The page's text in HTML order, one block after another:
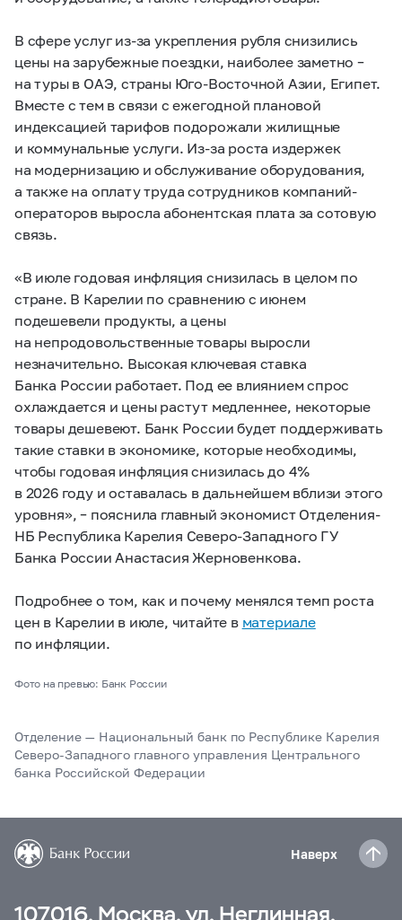
В сфере услуг из-за укрепления рубля снизились
цены на зарубежные поездки, наиболее заметно –
на туры в ОАЭ, страны Юго-Восточной Азии, Египет.
Вместе с тем в связи с ежегодной плановой
индексацией тарифов подорожали жилищные
и коммунальные услуги. Из-за роста издержек
на модернизацию и обслуживание оборудования,
а также на оплату труда сотрудников компаний-
операторов выросла абонентская плата за сотовую
связь.
«В июле годовая инфляция снизилась в целом по
стране. В Карелии по сравнению с июнем
подешевели продукты, а цены
на непродовольственные товары выросли
незначительно. Высокая ключевая ставка
Банка России работает. Под ее влиянием спрос
охлаждается и цены растут медленнее, некоторые
товары дешевеют. Банк России будет поддерживать
такие ставки в экономике, которые необходимы,
чтобы годовая инфляция снизилась до 4%
в 2026 году и оставалась в дальнейшем вблизи этого
уровня», – пояснила главный экономист Отделения-
НБ Республика Карелия Северо-Западного ГУ
Банка России Анастасия Жерновенкова.
Подробнее о том, как и почему менялся темп роста
цен в Карелии в июле, читайте в материале
по инфляции.
Фото на превью: Банк России
Отделение — Национальный банк по Республике Карелия
Северо-Западного главного управления Центрального
банка Российской Федерации
Наверх
107016, Москва, ул. Неглинная,